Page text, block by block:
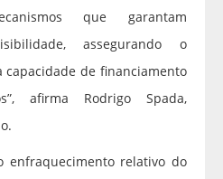
que garantam
assegurando o
de financiamento
afirma Rodrigo Spada,
enfraquecimento relativo do